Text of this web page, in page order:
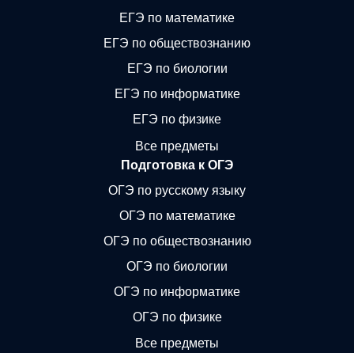
ЕГЭ по математике
ЕГЭ по обществознанию
ЕГЭ по биологии
ЕГЭ по информатике
ЕГЭ по физике
Все предметы
Подготовка к ОГЭ
ОГЭ по русскому языку
ОГЭ по математике
ОГЭ по обществознанию
ОГЭ по биологии
ОГЭ по информатике
ОГЭ по физике
Все предметы